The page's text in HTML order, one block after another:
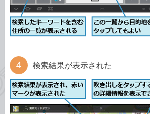
検索結果が表示された